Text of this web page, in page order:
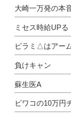
大崎一万発の本
ミセス時給UPる
ピラミ△はアー
負けキャン
蘇生医A
ビワコの10万円